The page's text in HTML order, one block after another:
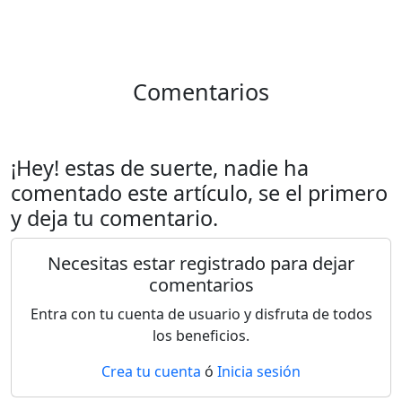
Comentarios
¡Hey! estas de suerte, nadie ha
comentado este artículo, se el primero
y deja tu comentario.
Necesitas estar registrado para dejar
comentarios
Entra con tu cuenta de usuario y disfruta de todos
los beneficios.
Crea tu cuenta ó Inicia sesión